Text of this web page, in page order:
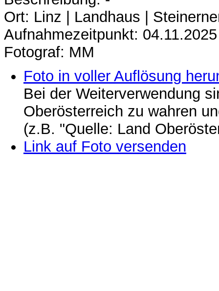
Ort: Linz | Landhaus |
Aufnahmezeitpunkt: 04.11.2025
Fotograf: MM
Foto in voller Auflösung
Bei der Weiterverwendung
Oberösterreich zu wahren
(z.B. "Quelle: Land
Link auf Foto versenden